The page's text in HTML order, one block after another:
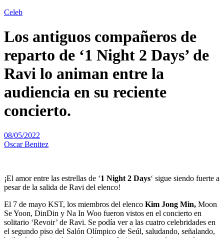
Celeb
Los antiguos compañeros de
reparto de ‘1 Night 2 Days’ de
Ravi lo animan entre la
audiencia en su reciente
concierto.
08/05/2022
Oscar Benitez
¡El amor entre las estrellas de ‘1 Night 2 Days‘ sigue siendo fuerte a
pesar de la salida de Ravi del elenco!
El 7 de mayo KST, los miembros del elenco Kim Jong Min, Moon
Se Yoon, DinDin y Na In Woo fueron vistos en el concierto en
solitario ‘Revoir’ de Ravi. Se podía ver a las cuatro celebridades en
el segundo piso del Salón Olímpico de Seúl, saludando, señalando,